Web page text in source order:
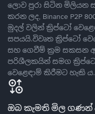
ලොව පුරා සිටින මිලියන
කරන ලද, Binance P2P
මුදල් වලින් ක්‍රිප්ටෝ
සපයයි.විවෘත ක්‍රිප්ටෝ
සහ ගෙවීම් ක්‍රම සකසන
පරිශීලකයින් සමග
වෙළෙඳාම් කිරීමට හැකි ය.
ඔබ කැමති මිල ගණන්